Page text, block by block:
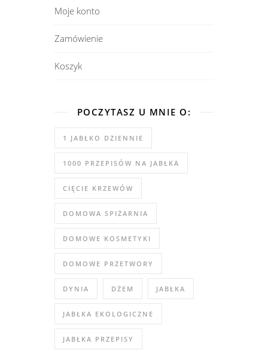
Moje konto
Zamówienie
Koszyk
POCZYTASZ U MNIE O:
1 JABŁKO DZIENNIE
1000 PRZEPISÓW NA JABŁKA
CIĘCIE KRZEWÓW
DOMOWA SPIŻARNIA
DOMOWE KOSMETYKI
DOMOWE PRZETWORY
DYNIA DŻEM JABŁKA
JABŁKA EKOLOGICZNE
JABŁKA PRZEPISY